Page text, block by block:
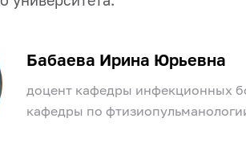
Бабаева Ирина Юрьевна
доцент кафедры инфекционных
кафедры по